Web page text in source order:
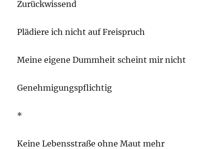
Zurückwissend
Plädiere ich nicht auf Freispruch
Meine eigene Dummheit scheint mir nicht
Genehmigungspflichtig
*
Keine Lebensstraße ohne Maut mehr